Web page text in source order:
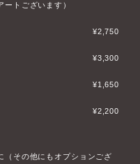
トございます）
¥2,750
¥3,300
¥1,650
¥2,200
（その他にもオプションござ